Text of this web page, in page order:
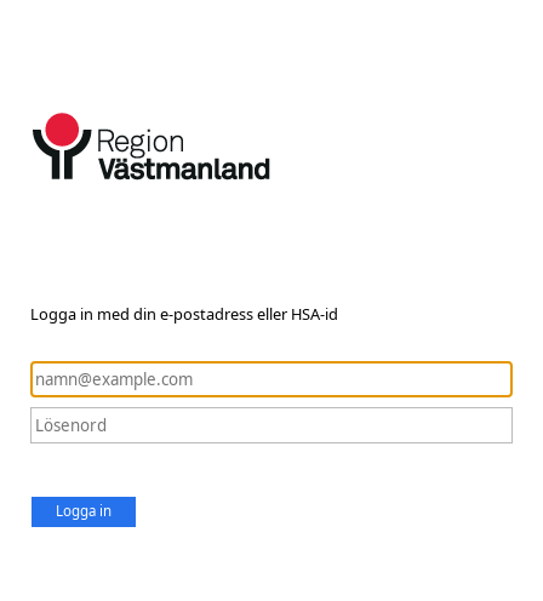
Logga in med din e-postadress eller HSA-id
Logga in